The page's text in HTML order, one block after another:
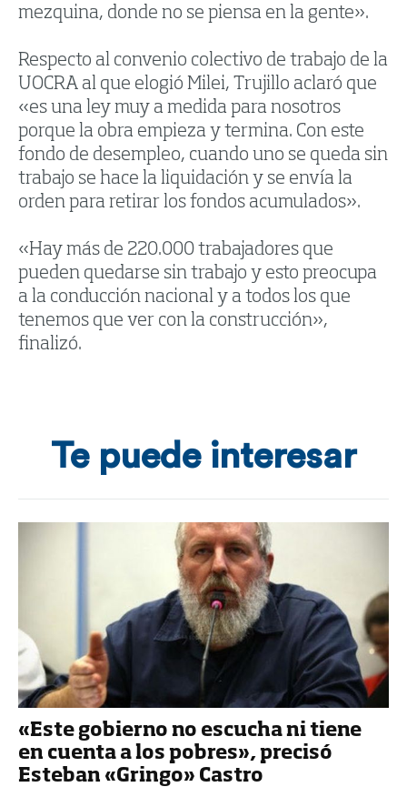
mezquina, donde no se piensa en la gente».
Respecto al convenio colectivo de trabajo de la
UOCRA al que elogió Milei, Trujillo aclaró que
«es una ley muy a medida para nosotros
porque la obra empieza y termina. Con este
fondo de desempleo, cuando uno se queda sin
trabajo se hace la liquidación y se envía la
orden para retirar los fondos acumulados».
«Hay más de 220.000 trabajadores que
pueden quedarse sin trabajo y esto preocupa
a la conducción nacional y a todos los que
tenemos que ver con la construcción»,
finalizó.
Te puede interesar
«Este gobierno no escucha ni tiene
en cuenta a los pobres», precisó
Esteban «Gringo» Castro